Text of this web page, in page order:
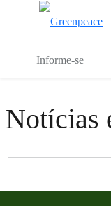
Informe-se
Notícias
Filter posts